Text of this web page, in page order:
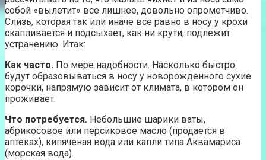
собой «вылетит» все лишнее, довольно опрометчиво.
Слизь, которая так или иначе все равно в носу у крохи
скапливается и подсыхает, как ни крути, подлежит
устранению. Итак:
Как часто. По мере надобности. Насколько быстро
будут образовываться в носу у новорожденного сухие
корочки, напрямую зависит от климата, в котором он
проживает.
Что потребуется. Небольшие шарики ваты,
абрикосовое или персиковое масло (продается в
аптеках), кипяченая вода или капли типа Аквамариса
(морская вода).